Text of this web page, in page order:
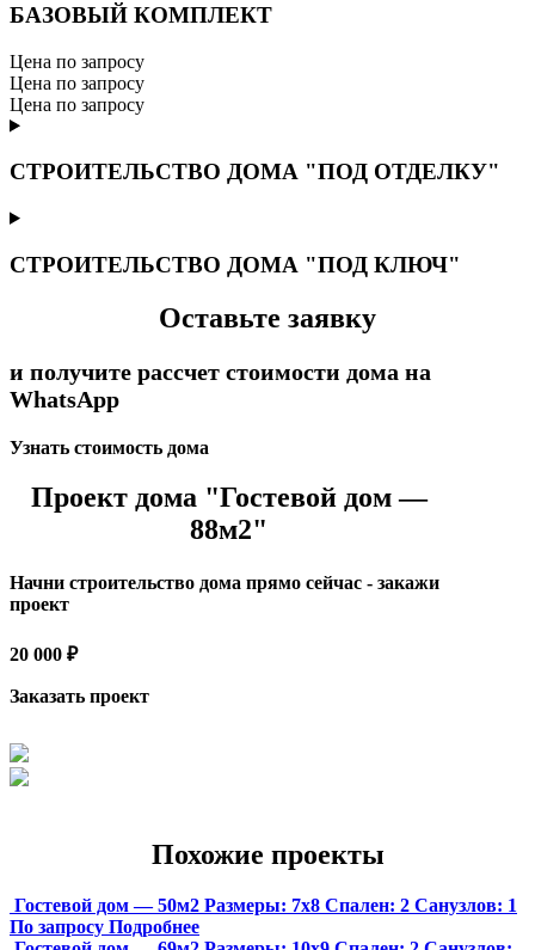
БАЗОВЫЙ КОМПЛЕКТ
Цена по запросу
Цена по запросу
Цена по запросу
СТРОИТЕЛЬСТВО ДОМА "ПОД ОТДЕЛКУ"
СТРОИТЕЛЬСТВО ДОМА "ПОД КЛЮЧ"
Оставьте заявку
и получите рассчет стоимости дома на
WhatsApp
Узнать стоимость дома
Проект дома "Гостевой дом —
88м2"
Начни строительство дома прямо сейчас - закажи
проект
20 000 ₽
Заказать проект
Похожие проекты
Гостевой дом — 50м2 Размеры: 7х8 Спален: 2 Санузлов: 1
По запросу Подробнее